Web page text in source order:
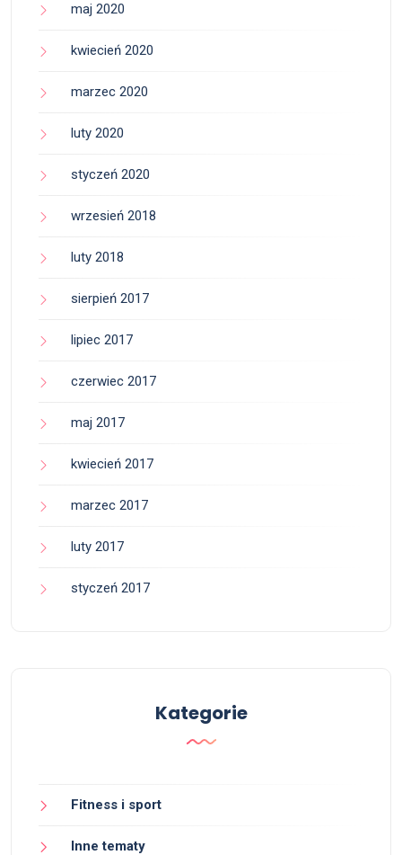
maj 2020
kwiecień 2020
marzec 2020
luty 2020
styczeń 2020
wrzesień 2018
luty 2018
sierpień 2017
lipiec 2017
czerwiec 2017
maj 2017
kwiecień 2017
marzec 2017
luty 2017
styczeń 2017
Kategorie
Fitness i sport
Inne tematy